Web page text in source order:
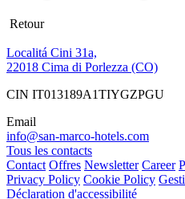
Retour
Localitá Cini 31a,
22018 Cima di Porlezza (CO)
CIN IT013189A1TIYGZPGU
Email
info@san-marco-hotels.com
Tous les contacts
Contact Offres Newsletter Career
Privacy Policy Cookie Policy
Déclaration d'accessibilité